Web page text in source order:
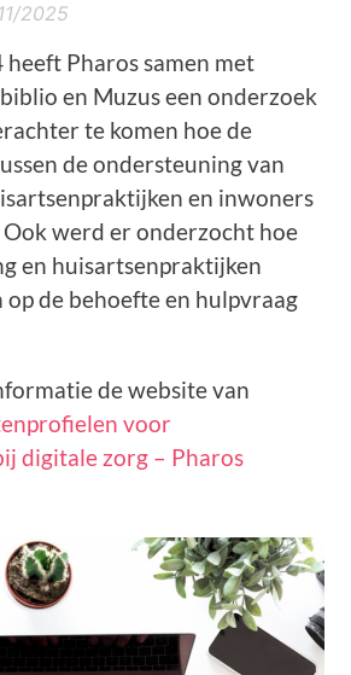
2025
heeft Pharos samen met
en Muzus een onderzoek
te komen hoe de
de ondersteuning van
en inwoners
werd er onderzocht hoe
en huisartsenpraktijken
op de behoefte en hulpvraag
de website van
voor
digitale zorg – Pharos